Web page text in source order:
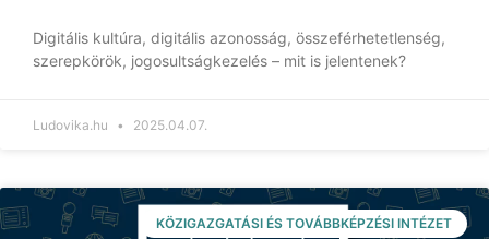
Digitális kultúra, digitális azonosság, összeférhetetlenség,
szerepkörök, jogosultságkezelés – mit is jelentenek?
Ludovika.hu 2025.04.07.
KÖZIGAZGATÁSI ÉS TOVÁBBKÉPZÉSI INTÉZET